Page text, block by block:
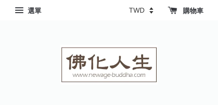
選單 購物車